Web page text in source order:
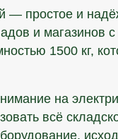
— простое и
и магазинов
1500 кг,
на
всё